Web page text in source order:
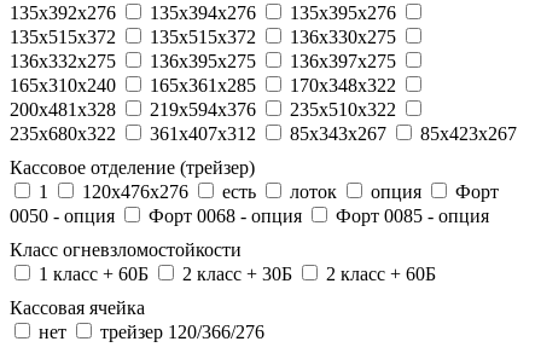
135x392x276
135x394x276
135x395x276
135x515x372
135х515х372
136x330x275
136x332x275
136x395x275
136x397x275
165x310x240
165x361x285
170x348x322
200x481x328
219x594x376
235x510x322
235x680x322
361x407x312 85x343x267
85x423x267
Кассовое отделение (трейзер)
1
120х476х276 есть лоток опция
Форт
0050 - опция
Форт 0068 - опция
Форт 0085 - опция
Класс огневзломостойкости
1 класс + 60Б
2 класс + 30Б
2 класс + 60Б
Кассовая ячейка
нет
трейзер 120/366/276